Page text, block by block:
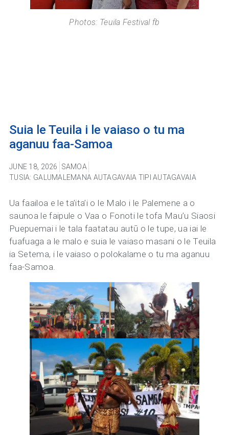
Photos: Teuila Festival fb
Suia le Teuila i le vaiaso o tu ma
aganuu faa-Samoa
JUNE 18, 2026
SAMOA
TUSIA: GALUMALEMANA AUTAGAVAIA TIPI AUTAGAVAIA
Ua faailoa e le ta’ita’i o le Malo i le Palemene a o
saunoa le faipule o Vaa o Fonoti le tofa Mau’u Siaosi
Puepuemai i le tala faatatau autū o le tupe, ua iai le
fuafuaga a le malo e suia le vaiaso masani o le Teuila
ia Setema, i le vaiaso o polokalame o tu ma aganuu
faa-Samoa.